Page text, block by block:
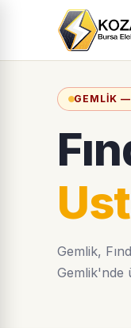
GEMLIK
Gemlik,
Gemlik'nde